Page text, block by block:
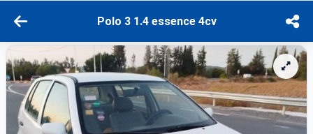
Polo 3 1.4 essence 4cv